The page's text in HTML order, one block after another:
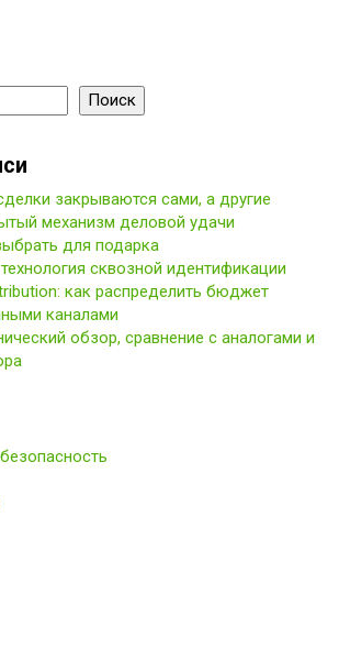
Поиск
закрываются сами, а другие
механизм деловой удачи
для подарка
сквозной идентификации
как распределить бюджет
каналами
обзор, сравнение с аналогами и